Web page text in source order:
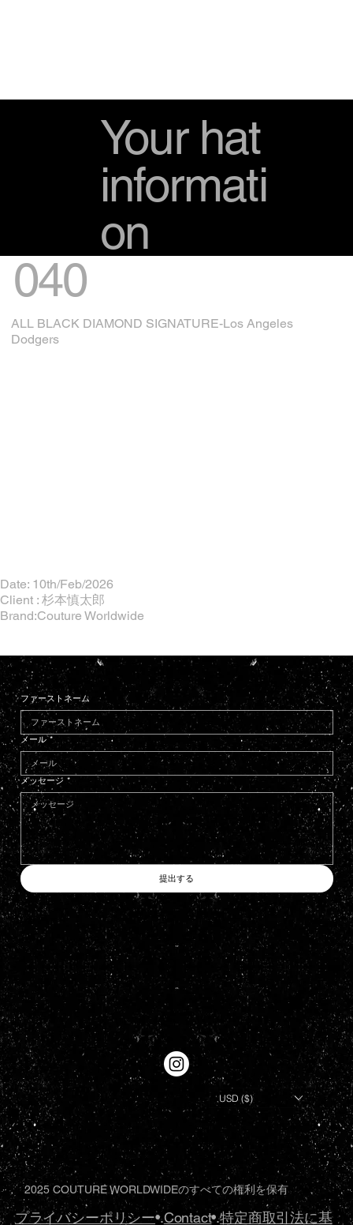
Your hat
informati
on
040
ALL BLACK DIAMOND SIGNATURE-Los Angeles
Dodgers
Date: 10th/Feb/2026
Client : 杉本慎太郎
Brand:Couture Worldwide
ファーストネーム
メール *
メッセージ *
提出する
プライバシーポリシー•.Contact•.特定商取引法に基
2025 COUTURE WORLDWIDEのすべての権利を保有
USD ($)